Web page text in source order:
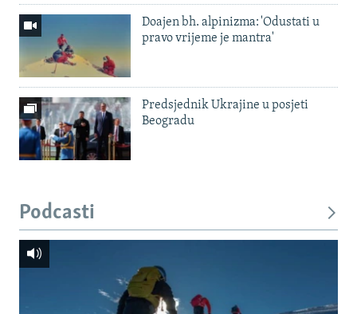
Doajen bh. alpinizma: 'Odustati u
pravo vrijeme je mantra'
Predsjednik Ukrajine u posjeti
Beogradu
Podcasti